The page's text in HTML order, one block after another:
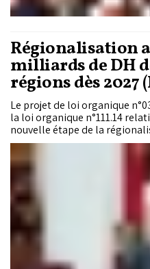
Régionalisation
milliards de DH
régions dès 2027
Le projet de loi organique
la loi organique n°111.14
nouvelle étape de la
à Rabat par le ministre de
texte prévoit notamment une
transferts financiers de l’État
milliards de dirhams par an à
2027, en plus d’une refonte
mécanismes de mise en